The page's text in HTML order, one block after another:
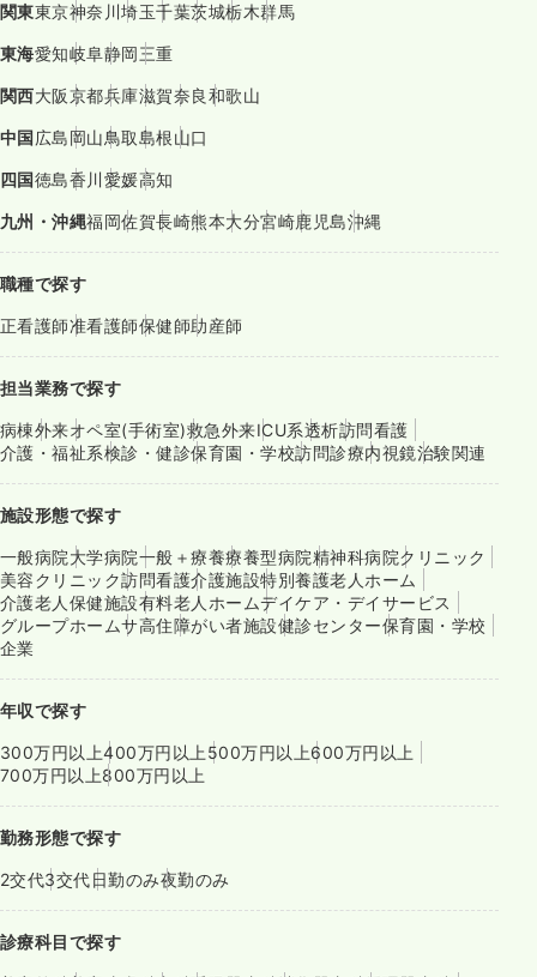
関東東京神奈川埼玉千葉茨城栃木群馬
東海愛知岐阜静岡三重
関西大阪京都兵庫滋賀奈良和歌山
中国 広島 岡山鳥取島根山口
四国徳島香川 愛媛高知
九州・沖縄福岡佐賀長崎熊本大分宮崎鹿児島沖縄
職種で探す
正看護師准看護師保健師助産師
担当業務で探す
病棟外来オペ室(手術室)救急外来ICU系透析訪問看護
介護・福祉系検診・健診保育園・学校訪問診療内視鏡治験関連
施設形態で探す
一般病院大学病院一般＋療養療養型病院精神科病院クリニック
美容クリニック訪問看護介護施設特別養護老人ホーム
介護老人保健施設有料老人ホームデイケア・デイサービス
グループホームサ高住障がい者施設健診センター保育園・学校
企業
年収で探す
300万円以上400万円以上500万円以上600万円以上
700万円以上800万円以上
勤務形態で探す
2交代3交代日勤のみ夜勤のみ
診療科目で探す